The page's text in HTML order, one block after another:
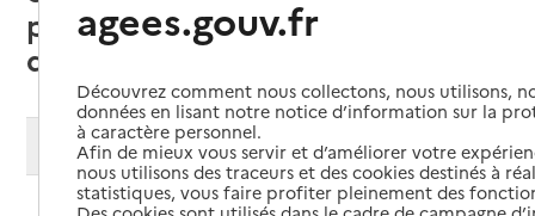
pour personnes âgées
dépendantes (EHPAD)
Modifier ma recherche
agees.gouv.fr
Découvrez comment nous collectons, nous utilisons,
données en lisant notre notice d’information sur la
à caractère personnel.
Afin de mieux vous servir et d’améliorer votre
nous utilisons des traceurs et des cookies destinés à
statistiques, vous faire profiter pleinement des